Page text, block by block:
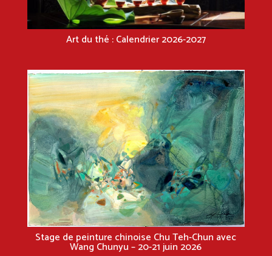
Art du thé : Calendrier 2026-2027
Stage de peinture chinoise Chu Teh-Chun avec
Wang Chunyu – 20-21 juin 2026